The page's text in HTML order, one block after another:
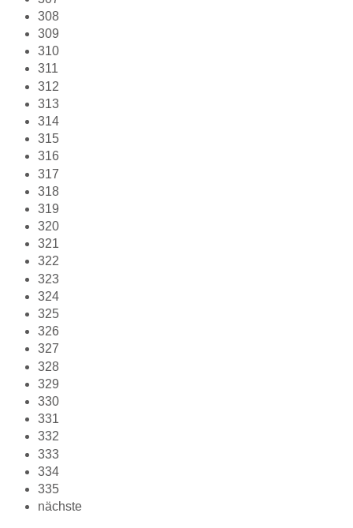
308
309
310
311
312
313
314
315
316
317
318
319
320
321
322
323
324
325
326
327
328
329
330
331
332
333
334
335
nächste